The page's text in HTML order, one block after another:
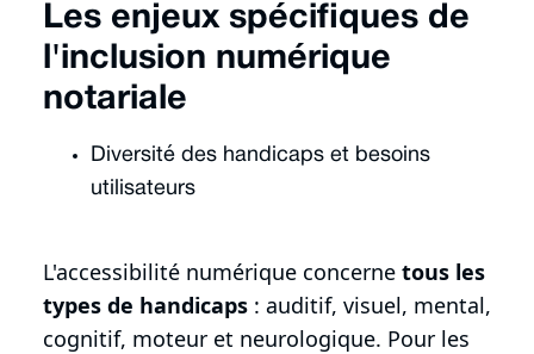
Les enjeux spécifiques de
l'inclusion numérique
notariale
Diversité des handicaps et besoins
utilisateurs
L'accessibilité numérique concerne tous les
types de handicaps : auditif, visuel, mental,
cognitif, moteur et neurologique. Pour les